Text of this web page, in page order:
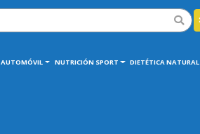
AUTOMÓVIL NUTRICIÓN SPORT DIETÉTICA NATURAL